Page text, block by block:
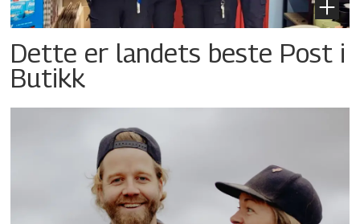
Dette er landets beste Post i
Butikk